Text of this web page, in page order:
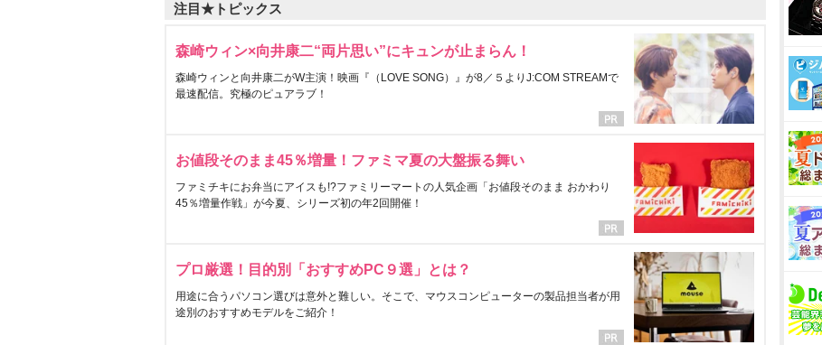
注目★トピックス
森崎ウィン×向井康二“両片思い”にキュンが止まらん！
森崎ウィンと向井康二がW主演！映画『（LOVE SONG）』が8／５よりJ:COM STREAMで
最速配信。究極のピュアラブ！
お値段そのまま45％増量！ファミマ夏の大盤振る舞い
ファミチキにお弁当にアイスも!?ファミリーマートの人気企画「お値段そのまま おかわり
45％増量作戦」が今夏、シリーズ初の年2回開催！
プロ厳選！目的別「おすすめPC９選」とは？
用途に合うパソコン選びは意外と難しい。そこで、マウスコンピューターの製品担当者が用
途別のおすすめモデルをご紹介！